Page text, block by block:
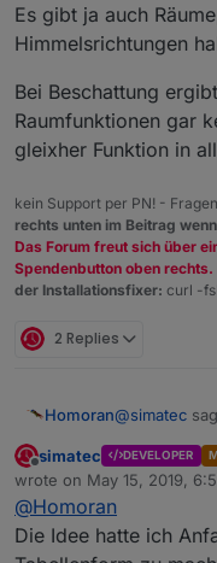
Es gibt ja auch
Himmelsrichtungen
Bei Beschattung
Raumfunktionen gar
gleixher Funktion in
kein Support per PN! -
rechts unten im Beitrag
Das Forum freut sich über
Spendenbutton oben rechts.
der Installationsfixer: curl -
2 Replies
Homoran@simatec
Was
Ich meine
Offline
simatec DEVELOPER
wrote on May 15, 2019,
last edited by
@Homoran
Die Idee hatte ich